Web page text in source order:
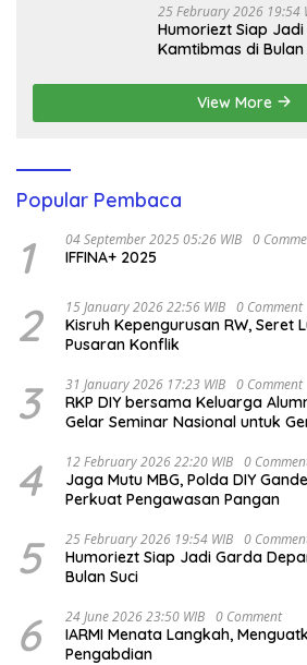
25 February 2026 19:54
Humoriezt Siap
Kamtibmas di Bulan
View More
Popular Pembaca
1 04 September 2025 05:26 WIB 0
IFFINA+ 2025
2 15 January 2026 22:56 WIB 0 Comment
Kisruh Kepengurusan RW, Seret
Pusaran Konflik
3 31 January 2026 17:23 WIB 0 Comment
RKP DIY bersama Keluarga
Gelar Seminar Nasional untuk
4 12 February 2026 22:20 WIB 0
Jaga Mutu MBG, Polda DIY
Perkuat Pengawasan Pangan
5 25 February 2026 19:54 WIB 0
Humoriezt Siap Jadi Garda
Bulan Suci
6 24 June 2026 23:50 WIB 0 Comment
IARMI Menata Langkah,
Pengabdian